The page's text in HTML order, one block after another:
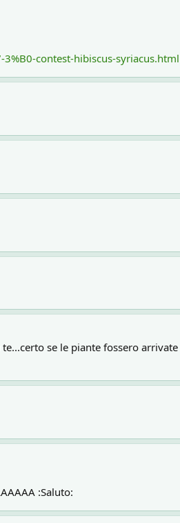
contest-hibiscus-syriacus.html
se le piante fossero
:Saluto: